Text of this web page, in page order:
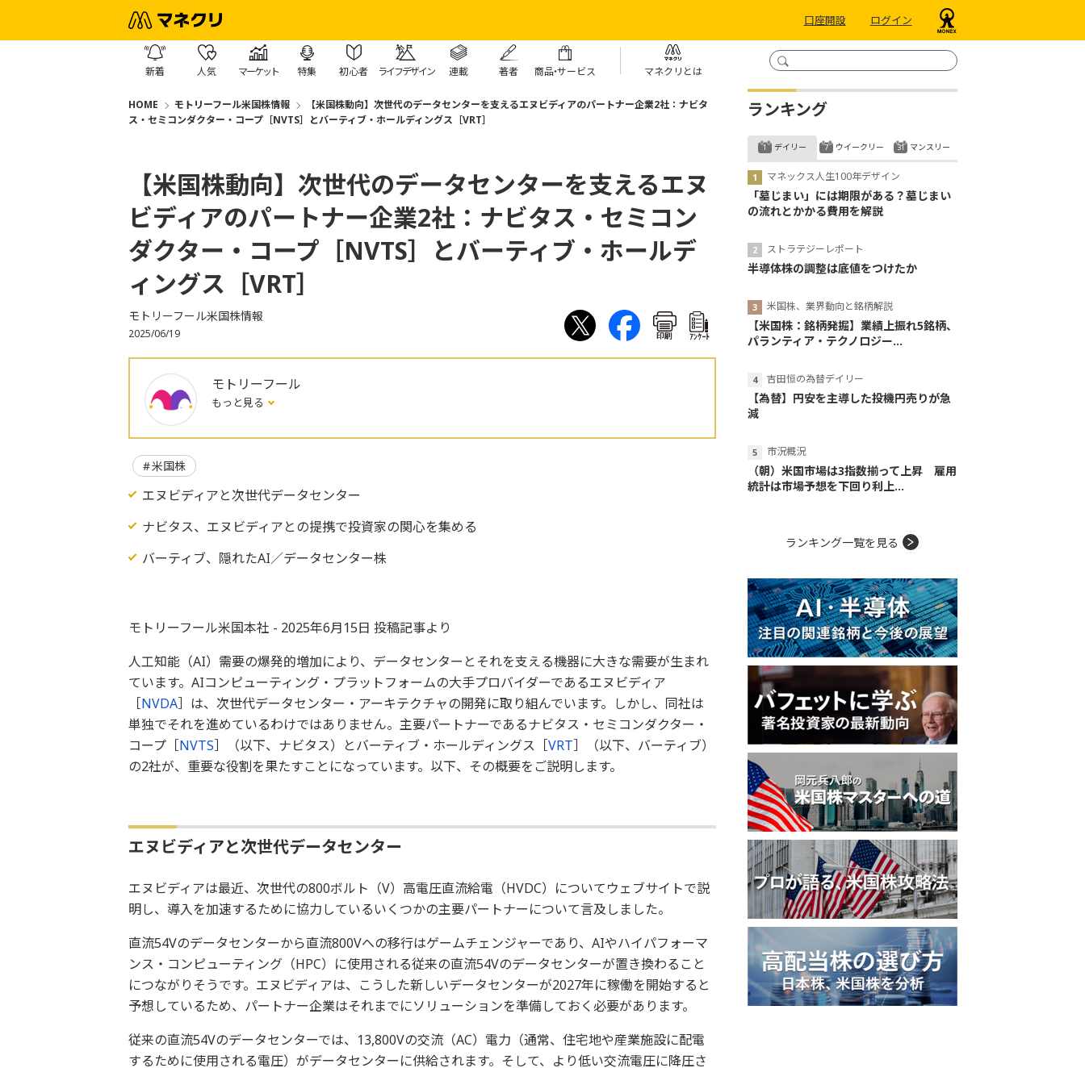
口座開設 ログイン
新着 人気 マーケット 特集 初心者 ライフデザイン 連載 著者 商品・サービス マネクリとは
HOME モトリーフール米国株情報
【米国株動向】次世代のデータセンターを支えるエヌビディアのパートナー企業2社：ナビタ
ス・セミコンダクター・コープ［NVTS］とバーティブ・ホールディングス［VRT］
【米国株動向】次世代のデータセンターを支えるエヌ
ビディアのパートナー企業2社：ナビタス・セミコン
ダクター・コープ［NVTS］とバーティブ・ホールデ
ィングス［VRT］
モトリーフール米国株情報
2025/06/19 印刷 ｱﾝｹｰﾄ
モトリーフール
もっと見る
米国株
エヌビディアと次世代データセンター
ナビタス、エヌビディアとの提携で投資家の関心を集める
バーティブ、隠れたAI／データセンター株
モトリーフール米国本社 - 2025年6月15日 投稿記事より
人工知能（AI）需要の爆発的増加により、データセンターとそれを支える機器に大きな需要が生まれ
ています。AIコンピューティング・プラットフォームの大手プロバイダーであるエヌビディア
［NVDA］は、次世代データセンター・アーキテクチャの開発に取り組んでいます。しかし、同社は
単独でそれを進めているわけではありません。主要パートナーであるナビタス・セミコンダクター・
コープ［NVTS］（以下、ナビタス）とバーティブ・ホールディングス［VRT］（以下、バーティブ）
の2社が、重要な役割を果たすことになっています。以下、その概要をご説明します。
エヌビディアと次世代データセンター
エヌビディアは最近、次世代の800ボルト（V）高電圧直流給電（HVDC）についてウェブサイトで説
明し、導入を加速するために協力しているいくつかの主要パートナーについて言及しました。
直流54Vのデータセンターから直流800Vへの移行はゲームチェンジャーであり、AIやハイパフォーマ
ンス・コンピューティング（HPC）に使用される従来の直流54Vのデータセンターが置き換わること
につながりそうです。エヌビディアは、こうした新しいデータセンターが2027年に稼働を開始すると
予想しているため、パートナー企業はそれまでにソリューションを準備しておく必要があります。
従来の直流54Vのデータセンターでは、13,800Vの交流（AC）電力（通常、住宅地や産業施設に配電
するために使用される電圧）がデータセンターに供給されます。そして、より低い交流電圧に降圧さ
ランキング
デイリー
マネックス人生100年デザイン
「墓じまい」には期限がある？墓じまい
の流れとかかる費用を解説
ストラテジーレポート
半導体株の調整は底値をつけたか
米国株、業界動向と銘柄解説
【米国株：銘柄発掘】業績上振れ5銘柄、
パランティア・テクノロジー...
吉田恒の為替デイリー
【為替】円安を主導した投機円売りが急
減
市況概況
（朝）米国市場は3指数揃って上昇 雇用
統計は市場予想を下回り利上...
ウイークリー マンスリー
ランキング一覧を見る